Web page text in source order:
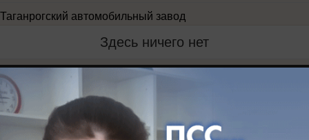
Таганрогский автомобильный завод
Здесь ничего нет
Реклама на сайте
Контакты
Информация